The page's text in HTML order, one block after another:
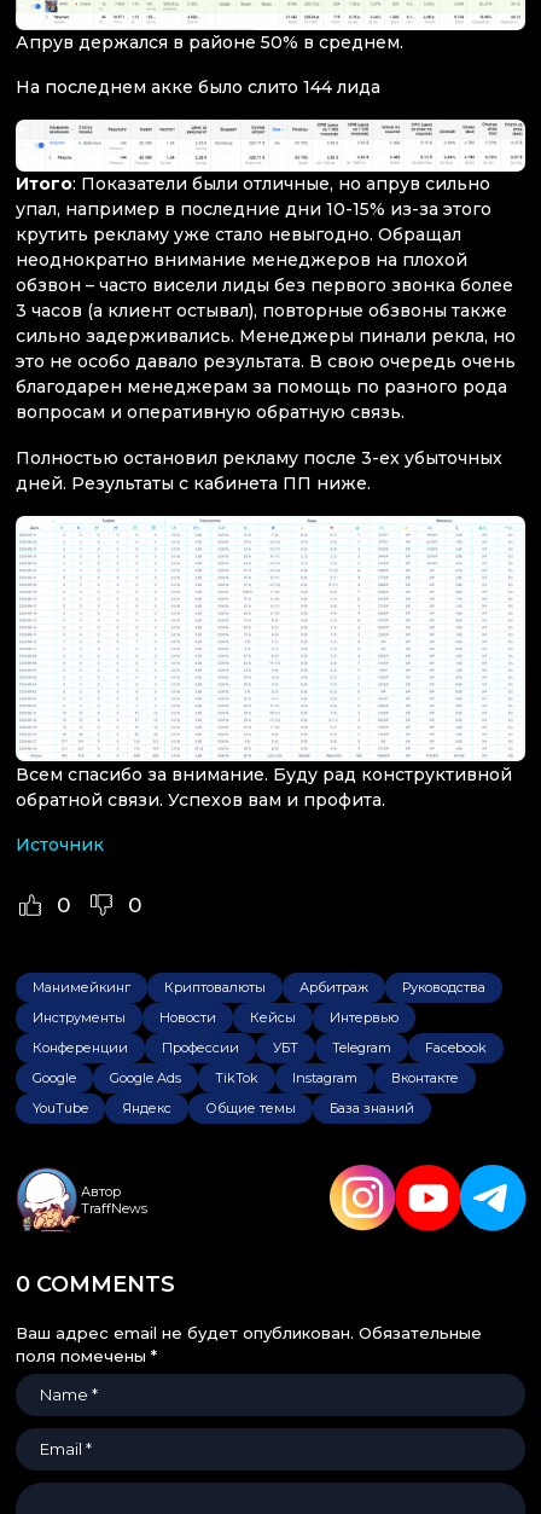
Апрув держался в районе 50% в среднем.
На последнем акке было слито 144 лида
Итого: Показатели были отличные, но апрув сильно
упал, например в последние дни 10-15% из-за этого
крутить рекламу уже стало невыгодно. Обращал
неоднократно внимание менеджеров на плохой
обзвон – часто висели лиды без первого звонка более
3 часов (а клиент остывал), повторные обзвоны также
сильно задерживались. Менеджеры пинали рекла, но
это не особо давало результата. В свою очередь очень
благодарен менеджерам за помощь по разного рода
вопросам и оперативную обратную связь.
Полностью остановил рекламу после 3-ех убыточных
дней. Результаты с кабинета ПП ниже.
Всем спасибо за внимание. Буду рад конструктивной
обратной связи. Успехов вам и профита.
Источник
0 0
Манимейкинг Криптовалюты Арбитраж
Руководства
Инструменты
Новости Кейсы
Интервью
Конференции
Профессии УБТ Telegram
Facebook
Google
Google Ads TikTok Instagram
Вконтакте
YouTube
Яндекс Общие темы База знаний
Автор
TraffNews
0 COMMENTS
Ваш адрес email не будет опубликован. Обязательные
поля помечены *